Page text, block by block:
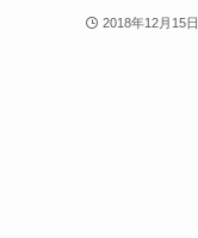
2018年12月15日